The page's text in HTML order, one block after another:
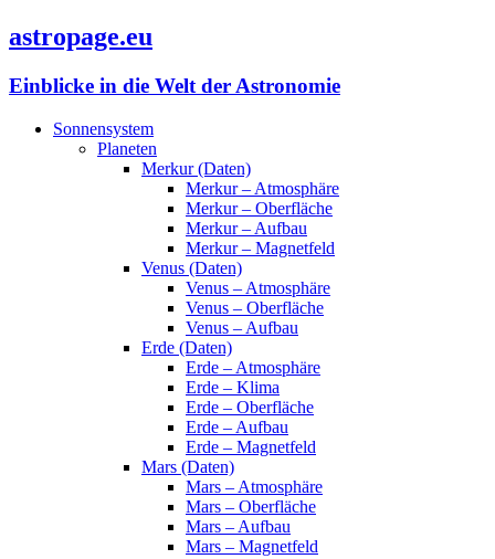
astropage.eu
Einblicke in die Welt der Astronomie
Sonnensystem
Planeten
Merkur (Daten)
Merkur – Atmosphäre
Merkur – Oberfläche
Merkur – Aufbau
Merkur – Magnetfeld
Venus (Daten)
Venus – Atmosphäre
Venus – Oberfläche
Venus – Aufbau
Erde (Daten)
Erde – Atmosphäre
Erde – Klima
Erde – Oberfläche
Erde – Aufbau
Erde – Magnetfeld
Mars (Daten)
Mars – Atmosphäre
Mars – Oberfläche
Mars – Aufbau
Mars – Magnetfeld